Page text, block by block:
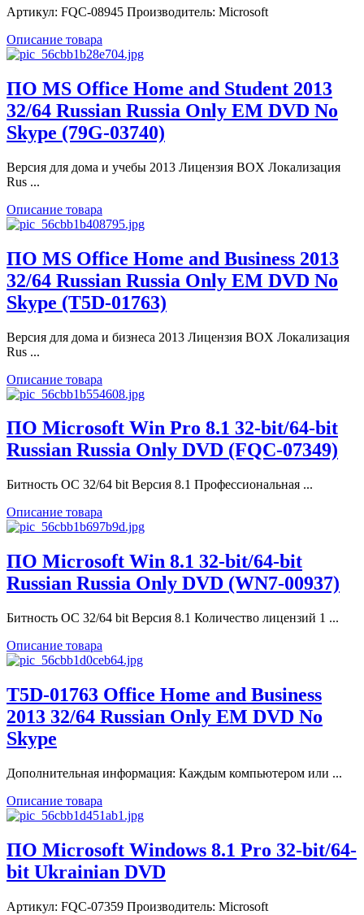
Артикул: FQC-08945 Производитель: Microsoft
Описание товара
ПО MS Office Home and Student 2013
32/64 Russian Russia Only EM DVD No
Skype (79G-03740)
Версия для дома и учебы 2013 Лицензия BOX Локализация
Rus ...
Описание товара
ПО MS Office Home and Business 2013
32/64 Russian Russia Only EM DVD No
Skype (T5D-01763)
Версия для дома и бизнеса 2013 Лицензия BOX Локализация
Rus ...
Описание товара
ПО Microsoft Win Pro 8.1 32-bit/64-bit
Russian Russia Only DVD (FQC-07349)
Битность ОС 32/64 bit Версия 8.1 Профессиональная ...
Описание товара
ПО Microsoft Win 8.1 32-bit/64-bit
Russian Russia Only DVD (WN7-00937)
Битность ОС 32/64 bit Версия 8.1 Количество лицензий 1 ...
Описание товара
T5D-01763 Office Home and Business
2013 32/64 Russian Only EM DVD No
Skype
Дополнительная информация: Каждым компьютером или ...
Описание товара
ПО Microsoft Windows 8.1 Pro 32-bit/64-
bit Ukrainian DVD
Артикул: FQC-07359 Производитель: Microsoft